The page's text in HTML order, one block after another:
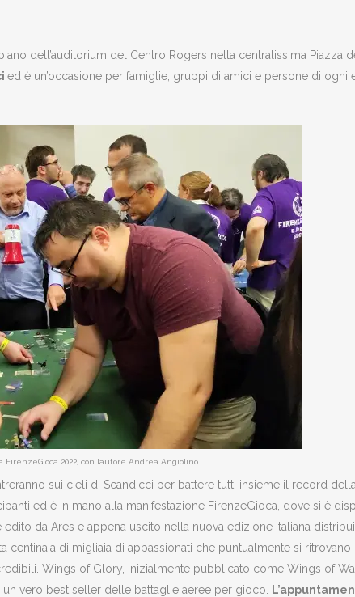
dell’auditorium del Centro Rogers nella centralissima Piazza
ed è un’occasione per famiglie, gruppi di amici e persone di ogni
FirenzeGioca 2022, con l’autore Andrea Angiolino
sui cieli di Scandicci per battere tutti insieme il record
ed è in mano alla manifestazione FirenzeGioca, dove si è
da Ares e appena uscito nella nuova edizione italiana
di migliaia di appassionati che puntualmente si
Wings of Glory, inizialmente pubblicato come Wings of
vero best seller delle battaglie aeree per gioco.